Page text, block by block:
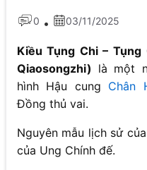
0 • 03/11/2025
Kiều Tụng Chi –
Qiaosongzhi) là một
hình Hậu cung Chân
Đồng thủ vai.
Nguyên mẫu lịch sử
của Ung Chính đế.